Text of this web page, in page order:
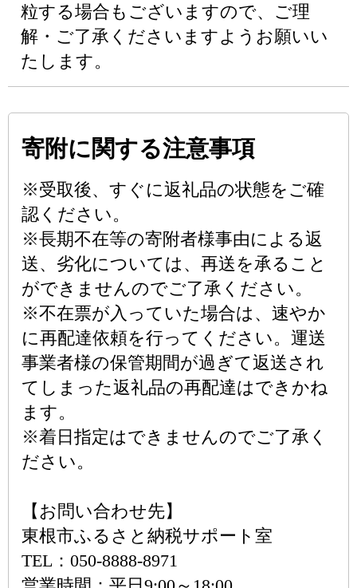
粒する場合もございますので、ご理
解・ご了承くださいますようお願いい
たします。
寄附に関する注意事項
※受取後、すぐに返礼品の状態をご確
認ください。
※長期不在等の寄附者様事由による返
送、劣化については、再送を承ること
ができませんのでご了承ください。
※不在票が入っていた場合は、速やか
に再配達依頼を行ってください。運送
事業者様の保管期間が過ぎて返送され
てしまった返礼品の再配達はできかね
ます。
※着日指定はできませんのでご了承く
ださい。
【お問い合わせ先】
東根市ふるさと納税サポート室
TEL：050-8888-8971